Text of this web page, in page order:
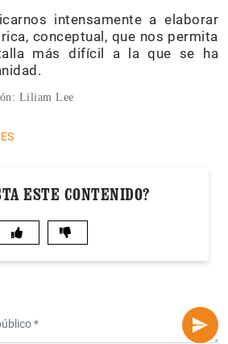
intensamente a elaborar
conceptual, que nos permita
más difícil a la que se ha
Liliam Lee
ESTE CONTENIDO?